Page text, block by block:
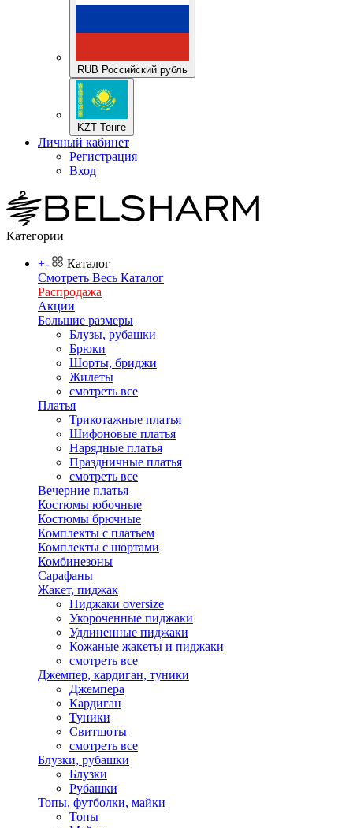
RUB Российский рубль
KZT Тенге
Личный кабинет
Регистрация
Вход
Категории
+-
Каталог
Смотреть Весь Каталог
Распродажа
Акции
Большие размеры
Блузы, рубашки
Брюки
Шорты, бриджи
Жилеты
смотреть все
Платья
Трикотажные платья
Шифоновые платья
Нарядные платья
Праздничные платья
смотреть все
Вечерние платья
Костюмы юбочные
Костюмы брючные
Комплекты с платьем
Комплекты с шортами
Комбинезоны
Сарафаны
Жакет, пиджак
Пиджаки oversize
Укороченные пиджаки
Удлиненные пиджаки
Кожаные жакеты и пиджаки
смотреть все
Джемпер, кардиган, туники
Джемпера
Кардиган
Туники
Свитшоты
смотреть все
Блузки, рубашки
Блузки
Рубашки
Топы, футболки, майки
Топы